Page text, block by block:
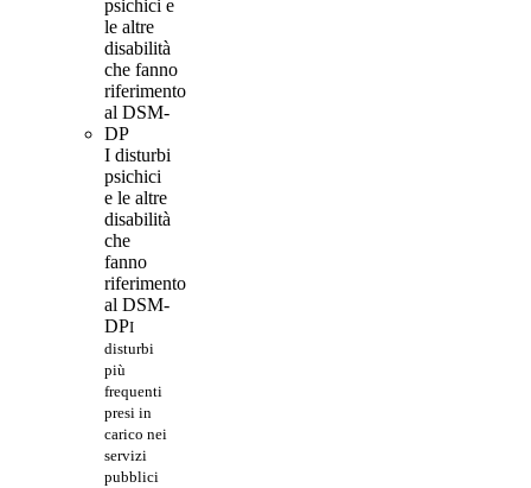
I disturbi
psichici
e le altre
disabilità
che
fanno
riferimento
al DSM-
DPI
disturbi
più
frequenti
presi in
carico nei
servizi
pubblici